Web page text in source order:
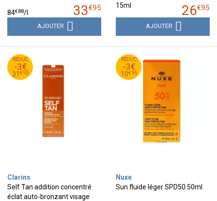
33€95
84€88/l.
AJOUTER
15ml
26€95
AJOUTER
RÉDUC
-3€
31 €95
34
€
95
31
€
95
Clarins
Self Tan addition concentré
éclat auto-bronzant visage
RÉDUC
-3€
10€95
13
€
95
10
€
95
Nuxe
Sun fluide léger SPD50 50ml